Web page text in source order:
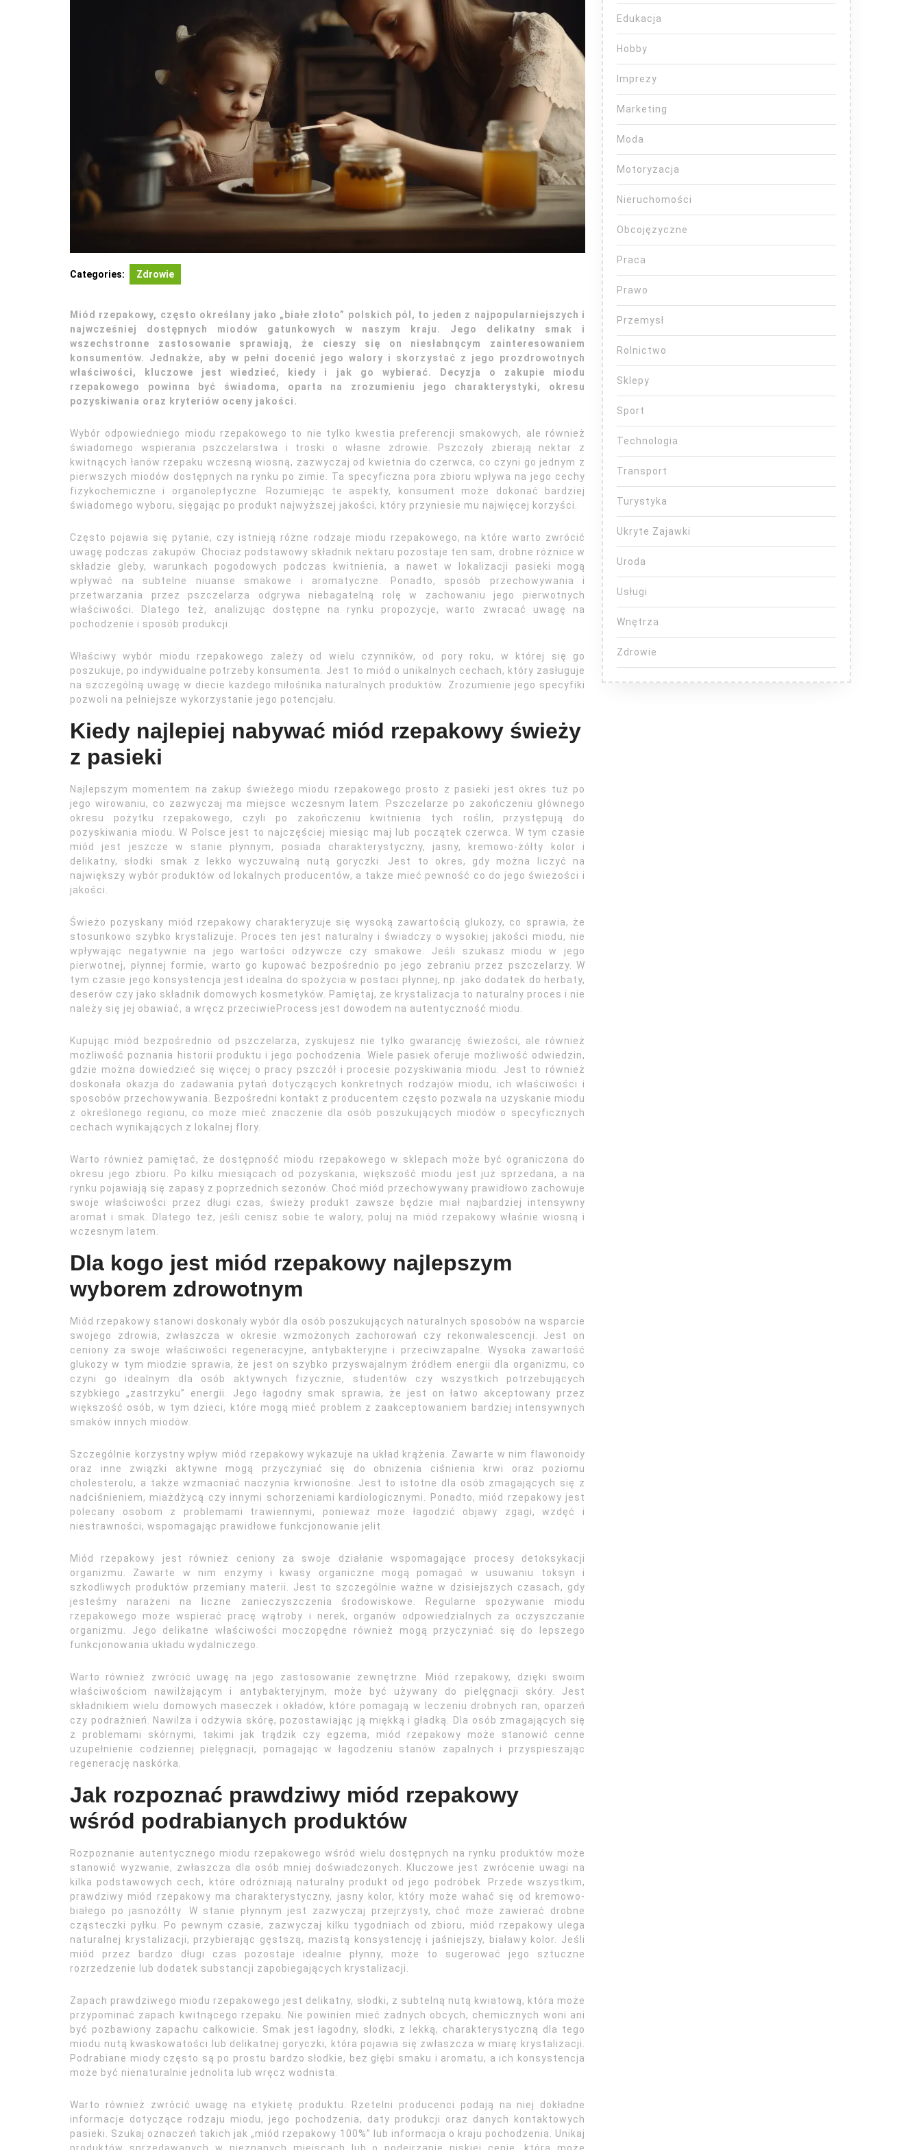
Categories: Zdrowie
Miód rzepakowy, często określany jako „białe złoto” polskich pól, to jeden z najpopularniejszych i
najwcześniej dostępnych miodów gatunkowych w naszym kraju. Jego delikatny smak i
wszechstronne zastosowanie sprawiają, że cieszy się on niesłabnącym zainteresowaniem
konsumentów. Jednakże, aby w pełni docenić jego walory i skorzystać z jego prozdrowotnych
właściwości, kluczowe jest wiedzieć, kiedy i jak go wybierać. Decyzja o zakupie miodu
rzepakowego powinna być świadoma, oparta na zrozumieniu jego charakterystyki, okresu
pozyskiwania oraz kryteriów oceny jakości.
Wybór odpowiedniego miodu rzepakowego to nie tylko kwestia preferencji smakowych, ale również
świadomego wspierania pszczelarstwa i troski o własne zdrowie. Pszczoły zbierają nektar z
kwitnących łanów rzepaku wczesną wiosną, zazwyczaj od kwietnia do czerwca, co czyni go jednym z
pierwszych miodów dostępnych na rynku po zimie. Ta specyficzna pora zbioru wpływa na jego cechy
fizykochemiczne i organoleptyczne. Rozumiejąc te aspekty, konsument może dokonać bardziej
świadomego wyboru, sięgając po produkt najwyższej jakości, który przyniesie mu najwięcej korzyści.
Często pojawia się pytanie, czy istnieją różne rodzaje miodu rzepakowego, na które warto zwrócić
uwagę podczas zakupów. Chociaż podstawowy składnik nektaru pozostaje ten sam, drobne różnice w
składzie gleby, warunkach pogodowych podczas kwitnienia, a nawet w lokalizacji pasieki mogą
wpływać na subtelne niuanse smakowe i aromatyczne. Ponadto, sposób przechowywania i
przetwarzania przez pszczelarza odgrywa niebagatelną rolę w zachowaniu jego pierwotnych
właściwości. Dlatego też, analizując dostępne na rynku propozycje, warto zwracać uwagę na
pochodzenie i sposób produkcji.
Właściwy wybór miodu rzepakowego zależy od wielu czynników, od pory roku, w której się go
poszukuje, po indywidualne potrzeby konsumenta. Jest to miód o unikalnych cechach, który zasługuje
na szczególną uwagę w diecie każdego miłośnika naturalnych produktów. Zrozumienie jego specyfiki
pozwoli na pełniejsze wykorzystanie jego potencjału.
Kiedy najlepiej nabywać miód rzepakowy świeży
z pasieki
Najlepszym momentem na zakup świeżego miodu rzepakowego prosto z pasieki jest okres tuż po
jego wirowaniu, co zazwyczaj ma miejsce wczesnym latem. Pszczelarze po zakończeniu głównego
okresu pożytku rzepakowego, czyli po zakończeniu kwitnienia tych roślin, przystępują do
pozyskiwania miodu. W Polsce jest to najczęściej miesiąc maj lub początek czerwca. W tym czasie
miód jest jeszcze w stanie płynnym, posiada charakterystyczny, jasny, kremowo-żółty kolor i
delikatny, słodki smak z lekko wyczuwalną nutą goryczki. Jest to okres, gdy można liczyć na
największy wybór produktów od lokalnych producentów, a także mieć pewność co do jego świeżości i
jakości.
Świeżo pozyskany miód rzepakowy charakteryzuje się wysoką zawartością glukozy, co sprawia, że
stosunkowo szybko krystalizuje. Proces ten jest naturalny i świadczy o wysokiej jakości miodu, nie
wpływając negatywnie na jego wartości odżywcze czy smakowe. Jeśli szukasz miodu w jego
pierwotnej, płynnej formie, warto go kupować bezpośrednio po jego zebraniu przez pszczelarzy. W
tym czasie jego konsystencja jest idealna do spożycia w postaci płynnej, np. jako dodatek do herbaty,
deserów czy jako składnik domowych kosmetyków. Pamiętaj, że krystalizacja to naturalny proces i nie
należy się jej obawiać, a wręcz przeciwieProcess jest dowodem na autentyczność miodu.
Kupując miód bezpośrednio od pszczelarza, zyskujesz nie tylko gwarancję świeżości, ale również
możliwość poznania historii produktu i jego pochodzenia. Wiele pasiek oferuje możliwość odwiedzin,
gdzie można dowiedzieć się więcej o pracy pszczół i procesie pozyskiwania miodu. Jest to również
doskonała okazja do zadawania pytań dotyczących konkretnych rodzajów miodu, ich właściwości i
sposobów przechowywania. Bezpośredni kontakt z producentem często pozwala na uzyskanie miodu
z określonego regionu, co może mieć znaczenie dla osób poszukujących miodów o specyficznych
cechach wynikających z lokalnej flory.
Warto również pamiętać, że dostępność miodu rzepakowego w sklepach może być ograniczona do
okresu jego zbioru. Po kilku miesiącach od pozyskania, większość miodu jest już sprzedana, a na
rynku pojawiają się zapasy z poprzednich sezonów. Choć miód przechowywany prawidłowo zachowuje
swoje właściwości przez długi czas, świeży produkt zawsze będzie miał najbardziej intensywny
aromat i smak. Dlatego też, jeśli cenisz sobie te walory, poluj na miód rzepakowy właśnie wiosną i
wczesnym latem.
Dla kogo jest miód rzepakowy najlepszym
wyborem zdrowotnym
Miód rzepakowy stanowi doskonały wybór dla osób poszukujących naturalnych sposobów na wsparcie
swojego zdrowia, zwłaszcza w okresie wzmożonych zachorowań czy rekonwalescencji. Jest on
ceniony za swoje właściwości regeneracyjne, antybakteryjne i przeciwzapalne. Wysoka zawartość
glukozy w tym miodzie sprawia, że jest on szybko przyswajalnym źródłem energii dla organizmu, co
czyni go idealnym dla osób aktywnych fizycznie, studentów czy wszystkich potrzebujących
szybkiego „zastrzyku” energii. Jego łagodny smak sprawia, że jest on łatwo akceptowany przez
większość osób, w tym dzieci, które mogą mieć problem z zaakceptowaniem bardziej intensywnych
smaków innych miodów.
Szczególnie korzystny wpływ miód rzepakowy wykazuje na układ krążenia. Zawarte w nim flawonoidy
oraz inne związki aktywne mogą przyczyniać się do obniżenia ciśnienia krwi oraz poziomu
cholesterolu, a także wzmacniać naczynia krwionośne. Jest to istotne dla osób zmagających się z
nadciśnieniem, miażdżycą czy innymi schorzeniami kardiologicznymi. Ponadto, miód rzepakowy jest
polecany osobom z problemami trawiennymi, ponieważ może łagodzić objawy zgagi, wzdęć i
niestrawności, wspomagając prawidłowe funkcjonowanie jelit.
Miód rzepakowy jest również ceniony za swoje działanie wspomagające procesy detoksykacji
organizmu. Zawarte w nim enzymy i kwasy organiczne mogą pomagać w usuwaniu toksyn i
szkodliwych produktów przemiany materii. Jest to szczególnie ważne w dzisiejszych czasach, gdy
jesteśmy narażeni na liczne zanieczyszczenia środowiskowe. Regularne spożywanie miodu
rzepakowego może wspierać pracę wątroby i nerek, organów odpowiedzialnych za oczyszczanie
organizmu. Jego delikatne właściwości moczopędne również mogą przyczyniać się do lepszego
funkcjonowania układu wydalniczego.
Warto również zwrócić uwagę na jego zastosowanie zewnętrzne. Miód rzepakowy, dzięki swoim
właściwościom nawilżającym i antybakteryjnym, może być używany do pielęgnacji skóry. Jest
składnikiem wielu domowych maseczek i okładów, które pomagają w leczeniu drobnych ran, oparzeń
czy podrażnień. Nawilża i odżywia skórę, pozostawiając ją miękką i gładką. Dla osób zmagających się
z problemami skórnymi, takimi jak trądzik czy egzema, miód rzepakowy może stanowić cenne
uzupełnienie codziennej pielęgnacji, pomagając w łagodzeniu stanów zapalnych i przyspieszając
regenerację naskórka.
Jak rozpoznać prawdziwy miód rzepakowy
wśród podrabianych produktów
Rozpoznanie autentycznego miodu rzepakowego wśród wielu dostępnych na rynku produktów może
stanowić wyzwanie, zwłaszcza dla osób mniej doświadczonych. Kluczowe jest zwrócenie uwagi na
kilka podstawowych cech, które odróżniają naturalny produkt od jego podróbek. Przede wszystkim,
prawdziwy miód rzepakowy ma charakterystyczny, jasny kolor, który może wahać się od kremowo-
białego po jasnożółty. W stanie płynnym jest zazwyczaj przejrzysty, choć może zawierać drobne
cząsteczki pyłku. Po pewnym czasie, zazwyczaj kilku tygodniach od zbioru, miód rzepakowy ulega
naturalnej krystalizacji, przybierając gęstszą, mazistą konsystencję i jaśniejszy, białawy kolor. Jeśli
miód przez bardzo długi czas pozostaje idealnie płynny, może to sugerować jego sztuczne
rozrzedzenie lub dodatek substancji zapobiegających krystalizacji.
Zapach prawdziwego miodu rzepakowego jest delikatny, słodki, z subtelną nutą kwiatową, która może
przypominać zapach kwitnącego rzepaku. Nie powinien mieć żadnych obcych, chemicznych woni ani
być pozbawiony zapachu całkowicie. Smak jest łagodny, słodki, z lekką, charakterystyczną dla tego
miodu nutą kwaskowatości lub delikatnej goryczki, która pojawia się zwłaszcza w miarę krystalizacji.
Podrabiane miody często są po prostu bardzo słodkie, bez głębi smaku i aromatu, a ich konsystencja
może być nienaturalnie jednolita lub wręcz wodnista.
Warto również zwrócić uwagę na etykietę produktu. Rzetelni producenci podają na niej dokładne
informacje dotyczące rodzaju miodu, jego pochodzenia, daty produkcji oraz danych kontaktowych
pasieki. Szukaj oznaczeń takich jak „miód rzepakowy 100%” lub informacja o kraju pochodzenia. Unikaj
Edukacja
Hobby
Imprezy
Marketing
Moda
Motoryzacja
Nieruchomości
Obcojęzyczne
Praca
Prawo
Przemysł
Rolnictwo
Sklepy
Sport
Technologia
Transport
Turystyka
Ukryte Zajawki
Uroda
Usługi
Wnętrza
Zdrowie